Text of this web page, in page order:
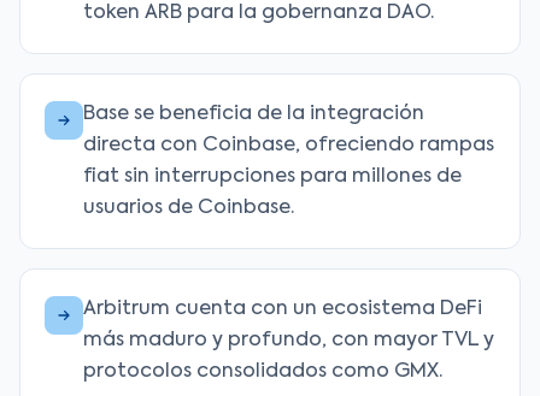
token ARB para la gobernanza DAO.
Base se beneficia de la integración
directa con Coinbase, ofreciendo rampas
fiat sin interrupciones para millones de
usuarios de Coinbase.
Arbitrum cuenta con un ecosistema DeFi
más maduro y profundo, con mayor TVL y
protocolos consolidados como GMX.